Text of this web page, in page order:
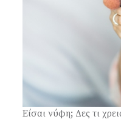
Είσαι νύφη; Δες τι